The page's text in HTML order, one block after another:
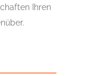
Ihren